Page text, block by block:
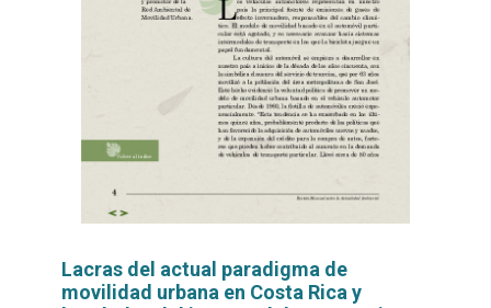
Lacras del actual paradigma de
movilidad urbana en Costa Rica y